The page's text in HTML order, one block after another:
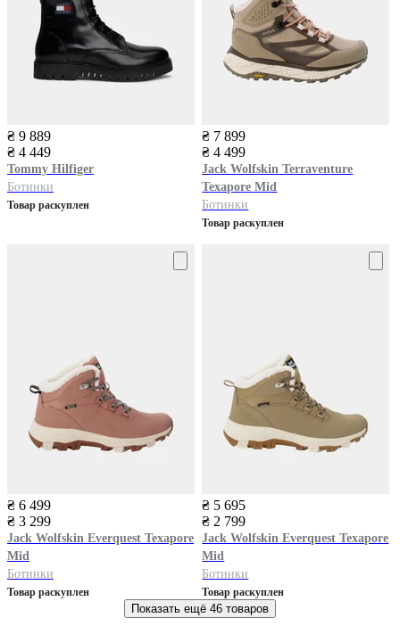
₴ 9 889
₴ 4 449
Tommy Hilfiger
Ботинки
Товар раскуплен
₴ 7 899
₴ 4 499
Jack Wolfskin Terraventure
Texapore Mid
Ботинки
Товар раскуплен
₴ 6 499
₴ 3 299
Jack Wolfskin Everquest Texapore
Mid
Ботинки
Товар раскуплен
₴ 5 695
₴ 2 799
Jack Wolfskin Everquest Texapore
Mid
Ботинки
Товар раскуплен
Показать ещё 46 товаров